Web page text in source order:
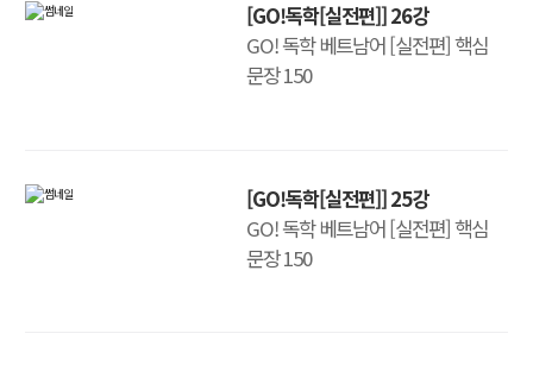
[GO!독학[실전편]] 26강
GO! 독학 베트남어 [실전편] 핵심
문장 150
[GO!독학[실전편]] 25강
GO! 독학 베트남어 [실전편] 핵심
문장 150